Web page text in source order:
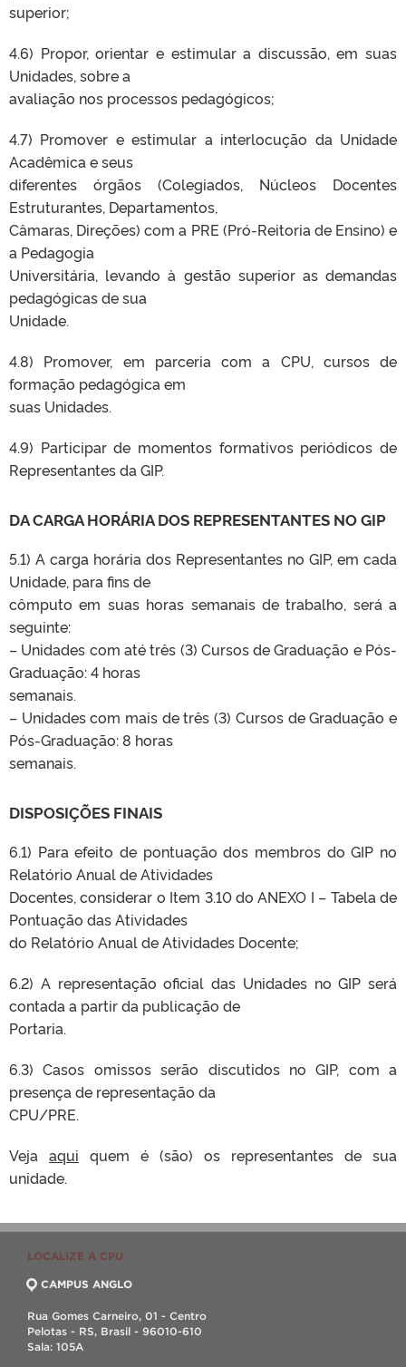
superior;
4.6) Propor, orientar e estimular a discussão, em suas
Unidades, sobre a
avaliação nos processos pedagógicos;
4.7) Promover e estimular a interlocução da Unidade
Acadêmica e seus
diferentes órgãos (Colegiados, Núcleos Docentes
Estruturantes, Departamentos,
Câmaras, Direções) com a PRE (Pró-Reitoria de Ensino) e
a Pedagogia
Universitária, levando à gestão superior as demandas
pedagógicas de sua
Unidade.
4.8) Promover, em parceria com a CPU, cursos de
formação pedagógica em
suas Unidades.
4.9) Participar de momentos formativos periódicos de
Representantes da GIP.
DA CARGA HORÁRIA DOS REPRESENTANTES NO GIP
5.1) A carga horária dos Representantes no GIP, em cada
Unidade, para fins de
cômputo em suas horas semanais de trabalho, será a
seguinte:
– Unidades com até três (3) Cursos de Graduação e Pós-
Graduação: 4 horas
semanais.
– Unidades com mais de três (3) Cursos de Graduação e
Pós-Graduação: 8 horas
semanais.
DISPOSIÇÕES FINAIS
6.1) Para efeito de pontuação dos membros do GIP no
Relatório Anual de Atividades
Docentes, considerar o Item 3.10 do ANEXO I – Tabela de
Pontuação das Atividades
do Relatório Anual de Atividades Docente;
6.2) A representação oficial das Unidades no GIP será
contada a partir da publicação de
Portaria.
6.3) Casos omissos serão discutidos no GIP, com a
presença de representação da
CPU/PRE.
Veja aqui quem é (são) os representantes de sua
unidade.
LOCALIZE A CPU
CAMPUS ANGLO
Rua Gomes Carneiro, 01 - Centro
Pelotas - RS, Brasil - 96010-610
Sala: 105A